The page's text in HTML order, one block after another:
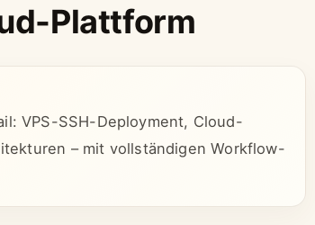
Plattform
VPS-SSH-Deployment, Cloud-
– mit vollständigen Workflow-